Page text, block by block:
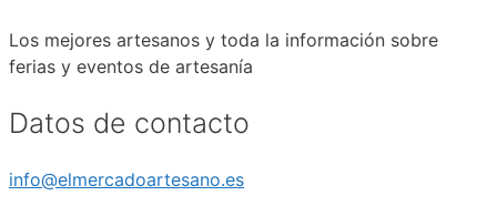
Los mejores artesanos y toda la información sobre
ferias y eventos de artesanía
Datos de contacto
info@elmercadoartesano.es